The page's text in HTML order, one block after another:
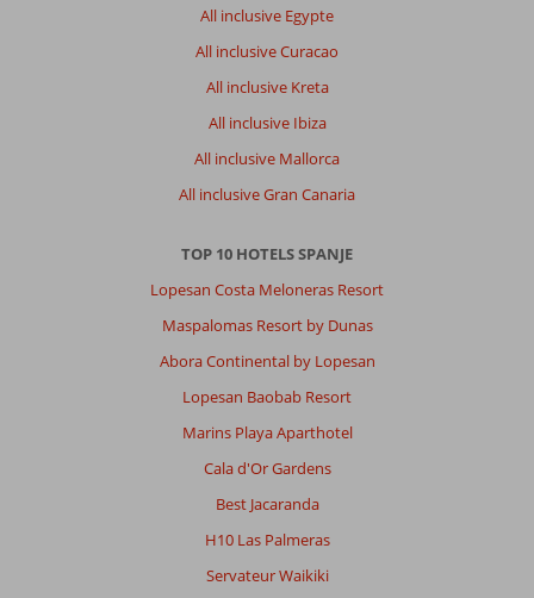
All inclusive Egypte
All inclusive Curacao
All inclusive Kreta
All inclusive Ibiza
All inclusive Mallorca
All inclusive Gran Canaria
TOP 10 HOTELS SPANJE
Lopesan Costa Meloneras Resort
Maspalomas Resort by Dunas
Abora Continental by Lopesan
Lopesan Baobab Resort
Marins Playa Aparthotel
Cala d'Or Gardens
Best Jacaranda
H10 Las Palmeras
Servateur Waikiki